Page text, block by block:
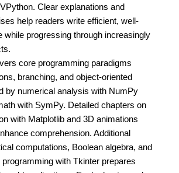
Clear explanations and
help readers write efficient, well-
while progressing through increasingly
core programming paradigms
branching, and object-oriented
by numerical analysis with NumPy
with SymPy. Detailed chapters on
with Matplotlib and 3D animations
comprehension. Additional
computations, Boolean algebra, and
with Tkinter prepares